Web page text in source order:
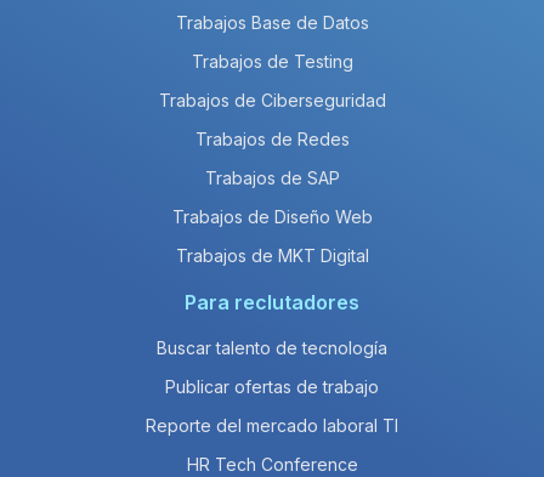
Trabajos Base de Datos
Trabajos de Testing
Trabajos de Ciberseguridad
Trabajos de Redes
Trabajos de SAP
Trabajos de Diseño Web
Trabajos de MKT Digital
Para reclutadores
Buscar talento de tecnología
Publicar ofertas de trabajo
Reporte del mercado laboral TI
HR Tech Conference